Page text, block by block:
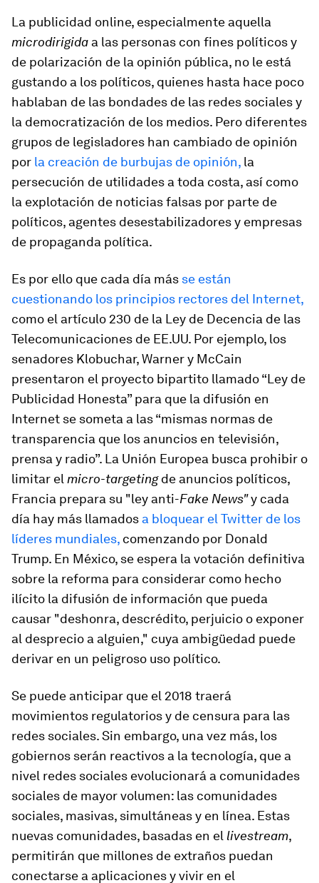
La publicidad online, especialmente aquella
microdirigida a las personas con fines políticos y
de polarización de la opinión pública, no le está
gustando a los políticos, quienes hasta hace poco
hablaban de las bondades de las redes sociales y
la democratización de los medios. Pero diferentes
grupos de legisladores han cambiado de opinión
por la creación de burbujas de opinión, la
persecución de utilidades a toda costa, así como
la explotación de noticias falsas por parte de
políticos, agentes desestabilizadores y empresas
de propaganda política.
Es por ello que cada día más se están
cuestionando los principios rectores del Internet,
como el artículo 230 de la Ley de Decencia de las
Telecomunicaciones de EE.UU. Por ejemplo, los
senadores Klobuchar, Warner y McCain
presentaron el proyecto bipartito llamado “Ley de
Publicidad Honesta” para que la difusión en
Internet se someta a las “mismas normas de
transparencia que los anuncios en televisión,
prensa y radio”. La Unión Europea busca prohibir o
limitar el micro-targetingde anuncios políticos,
Francia prepara su "ley anti-Fake News"y cada
día hay más llamados a bloquear el Twitter de los
líderes mundiales, comenzando por Donald
Trump. En México, se espera la votación definitiva
sobre la reforma para considerar como hecho
ilícito la difusión de información que pueda
causar "deshonra, descrédito, perjuicio o exponer
al desprecio a alguien," cuya ambigüedad puede
derivar en un peligroso uso político.
Se puede anticipar que el 2018 traerá
movimientos regulatorios y de censura para las
redes sociales. Sin embargo, una vez más, los
gobiernos serán reactivos a la tecnología, que a
nivel redes sociales evolucionará a comunidades
sociales de mayor volumen: las comunidades
sociales, masivas, simultáneas y en línea. Estas
nuevas comunidades, basadas en el livestream,
permitirán que millones de extraños puedan
conectarse a aplicaciones y vivir en el